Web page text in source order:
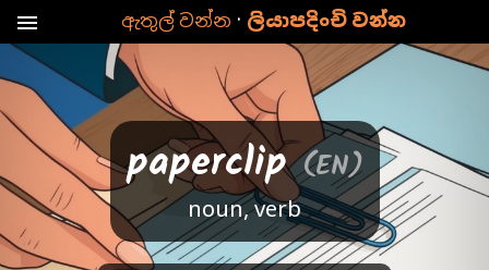
menu ඇතුල් වන්න · ලියාපදිංචි වන්න
paperclip(EN)
noun, verb